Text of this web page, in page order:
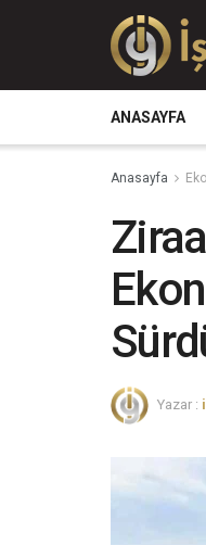
ANASAYFA
Anasayfa
Yazar :